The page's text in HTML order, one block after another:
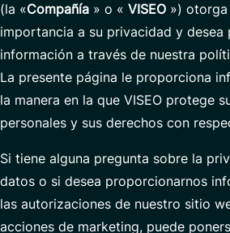
Insights
Servicios
Aprovechando la tecnología
poderosa palanca de
Ver todos los servicios
Servicios
Modern ERP Cloud System
Servicios Financieros y Plataformas de
Industrias
Sobre
Sobre nosotros
Quiénes somos
Gobernanza
Compromisos RSC
Comunicado de prensa
Ubicaciones
Noticias y
Carreras
Carreras
Trabajar con nosotros
Ofertas de empleo
Buscar
perspectivas,
páginas
noticias
o
documentos
(la «Compañía » o « VISEO ») otorga
importancia a su privacidad y desea
información a través de nuestra
La presente página le proporciona
la manera en la que VISEO protege
personales y sus derechos con
Si tiene alguna pregunta sobre la
datos o si desea proporcionarnos
las autorizaciones de nuestro sitio
acciones de marketing, puede